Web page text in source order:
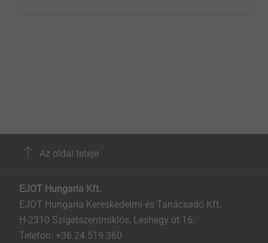
Az oldal teteje
EJOT Hungaria Kft.
EJOT Hungaria Kereskedelmi és Tanácsadó Kft.
H-2310 Szigetszentmiklós, Leshegy út 16.
Telefon: +36 24 519 360